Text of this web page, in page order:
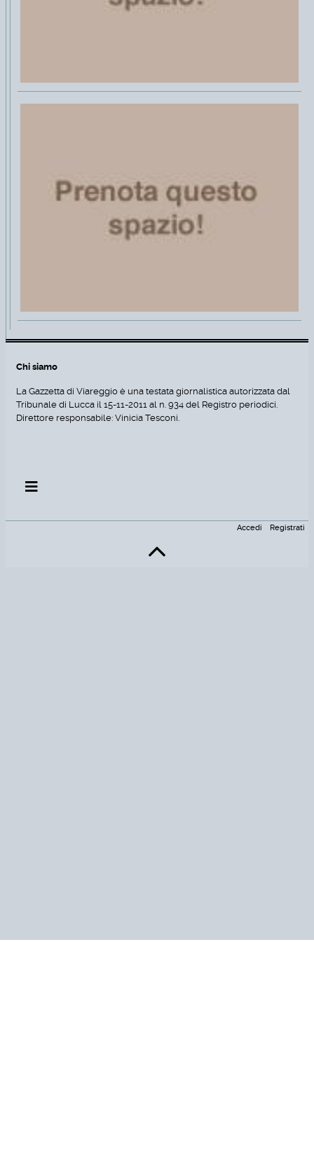
Chi siamo
La Gazzetta di Viareggio è una testata giornalistica autorizzata dal
Tribunale di Lucca il 15-11-2011 al n. 934 del Registro periodici.
Direttore responsabile: Vinicia Tesconi.
Accedi Registrati